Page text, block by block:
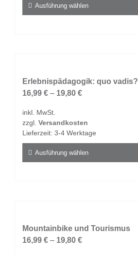
Produktseite
gewählt
Ausführung wählen
auf.
Die
können
auf
Produktseite
gewählt
Erlebnispädagogik: quo vadis?
16,99 € – 19,80 €
inkl. MwSt.
zzgl. Versandkosten
Lieferzeit: 3-4 Werktage
Ausführung wählen
auf.
Die
Mountainbike und Tourismus
16,99 € – 19,80 €